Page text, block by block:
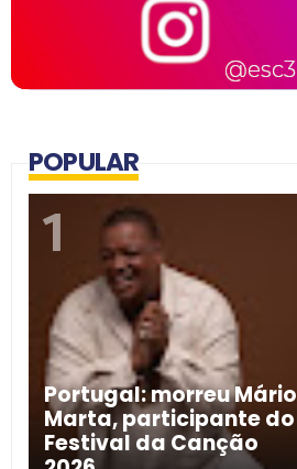
POPULAR
Portugal: morreu Mário
Marta, participante do
Festival da Canção